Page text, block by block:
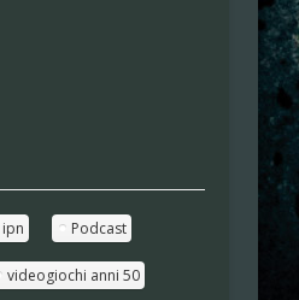
ipn Podcast
videogiochi anni 50